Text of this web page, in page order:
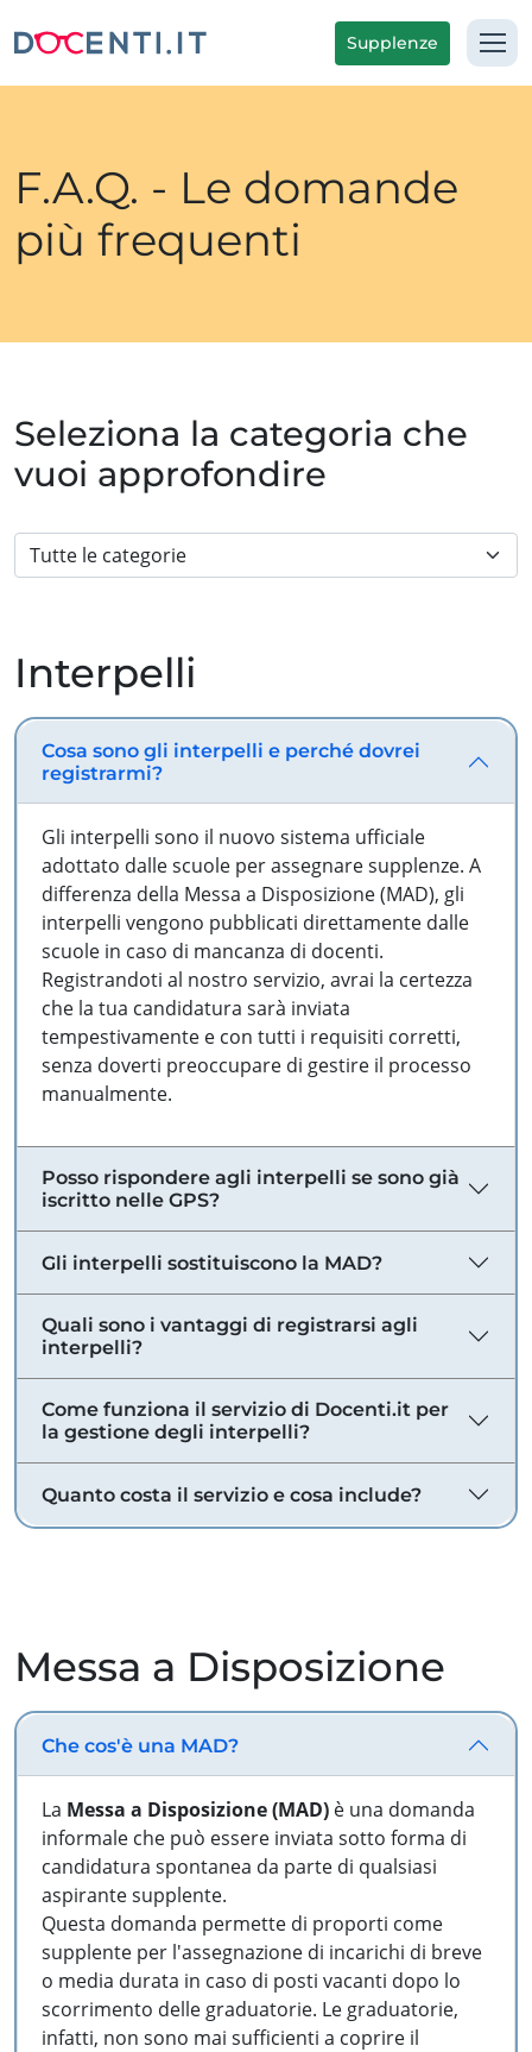
Supplenze
F.A.Q. - Le domande
più frequenti
Seleziona la categoria che
vuoi approfondire
Interpelli
Cosa sono gli interpelli e perché dovrei
registrarmi?
Gli interpelli sono il nuovo sistema ufficiale
adottato dalle scuole per assegnare supplenze. A
differenza della Messa a Disposizione (MAD), gli
interpelli vengono pubblicati direttamente dalle
scuole in caso di mancanza di docenti.
Registrandoti al nostro servizio, avrai la certezza
che la tua candidatura sarà inviata
tempestivamente e con tutti i requisiti corretti,
senza doverti preoccupare di gestire il processo
manualmente.
Posso rispondere agli interpelli se sono già
iscritto nelle GPS?
Gli interpelli sostituiscono la MAD?
Quali sono i vantaggi di registrarsi agli
interpelli?
Come funziona il servizio di Docenti.it per
la gestione degli interpelli?
Quanto costa il servizio e cosa include?
Messa a Disposizione
Che cos'è una MAD?
La Messa a Disposizione (MAD) è una domanda
informale che può essere inviata sotto forma di
candidatura spontanea da parte di qualsiasi
aspirante supplente.
Questa domanda permette di proporti come
supplente per l'assegnazione di incarichi di breve
o media durata in caso di posti vacanti dopo lo
scorrimento delle graduatorie. Le graduatorie,
infatti, non sono mai sufficienti a coprire il